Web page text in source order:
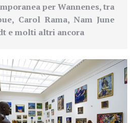
perWannenes, tra
Carol Rama, Nam June
e molti altri ancora